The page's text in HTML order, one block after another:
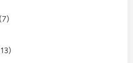
(7)